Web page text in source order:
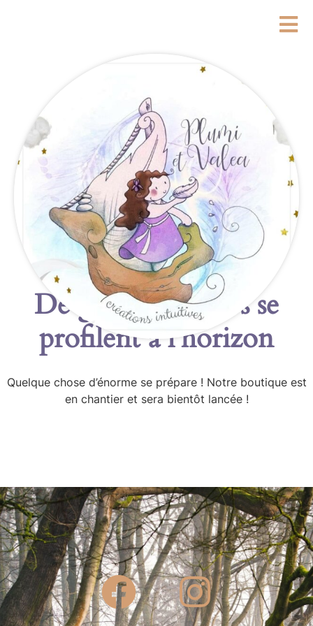
De grandes choses se
profilent à l’horizon
Quelque chose d’énorme se prépare ! Notre boutique est
en chantier et sera bientôt lancée !